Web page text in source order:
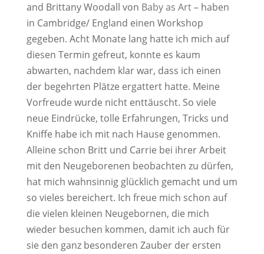
and Brittany Woodall von Baby as Art– haben
in Cambridge/ England einen Workshop
gegeben. Acht Monate lang hatte ich mich auf
diesen Termin gefreut, konnte es kaum
abwarten, nachdem klar war, dass ich einen
der begehrten Plätze ergattert hatte. Meine
Vorfreude wurde nicht enttäuscht. So viele
neue Eindrücke, tolle Erfahrungen, Tricks und
Kniffe habe ich mit nach Hause genommen.
Alleine schon Britt und Carrie bei ihrer Arbeit
mit den Neugeborenen beobachten zu dürfen,
hat mich wahnsinnig glücklich gemacht und um
so vieles bereichert. Ich freue mich schon auf
die vielen kleinen Neugebornen, die mich
wieder besuchen kommen, damit ich auch für
sie den ganz besonderen Zauber der ersten